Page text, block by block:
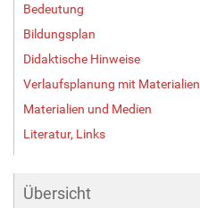
l
l
G
r
ß
Bedeutung
Bildungsplan
Didaktische Hinweise
Verlaufsplanung mit Materialien
Materialien und Medien
Literatur, Links
Übersicht